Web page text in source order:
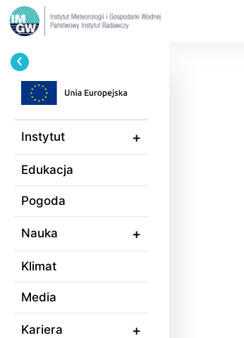
Przejdź
do
treści
Instytut
Edukacja
Pogoda
Nauka
Klimat
Media
Kariera